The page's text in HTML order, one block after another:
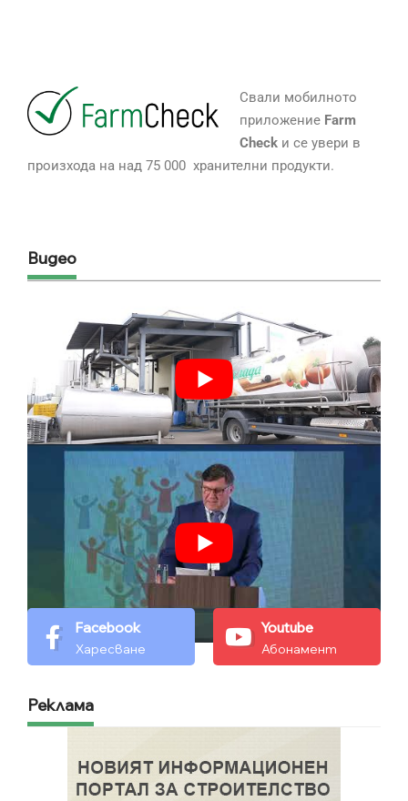
Свали мобилното
приложение Farm
Checkи се увери в
произхода на над 75 000 хранителни продукти.
Видео
Facebook
Харесване
Youtube
Абонамент
Реклама